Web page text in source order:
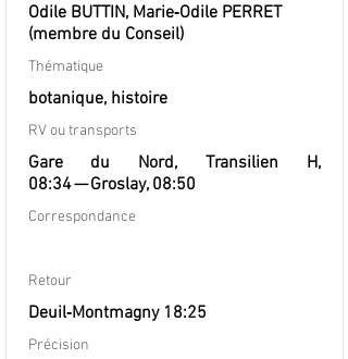
Odile BUTTIN, Marie‐Odile PERRET
(membre du Conseil)
Thématique
botanique, histoire
RV ou transports
Gare du Nord, Transilien H,
08:34 — Groslay, 08:50
Correspondance
Retour
Deuil‐Montmagny 18:25
Précision